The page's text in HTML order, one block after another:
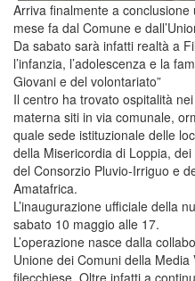
Arriva finalmente a
mese fa dal Comune e
Da sabato sarà infatti realtà a
l’infanzia, l’adolescenza e la
Giovani e del volontariato”
Il centro ha trovato ospitalità
materna siti in via comunale,
quale sede istituzionale delle
della Misericordia di Loppia,
del Consorzio Pluvio-Irriguo e
Amatafrica.
L’inaugurazione ufficiale della
sabato 10 maggio alle 17.
L’operazione nasce dalla
Unione dei Comuni della